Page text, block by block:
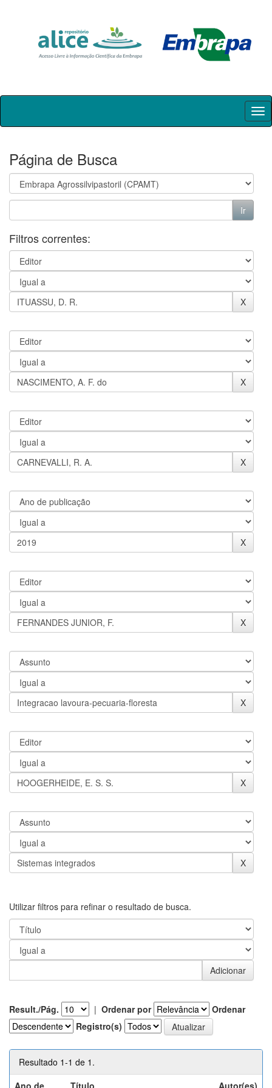
Skip
Página de Busca
Filtros correntes:
Utilizar filtros para refinar o resultado de busca.
Result./Pág. | Ordenar por
Ordenar
Registro(s)
Resultado 1-1 de 1.
Ano de
Título Autor(es)